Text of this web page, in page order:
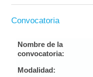
Convocatoria
Nombre de la
convocatoria:
Modalidad: